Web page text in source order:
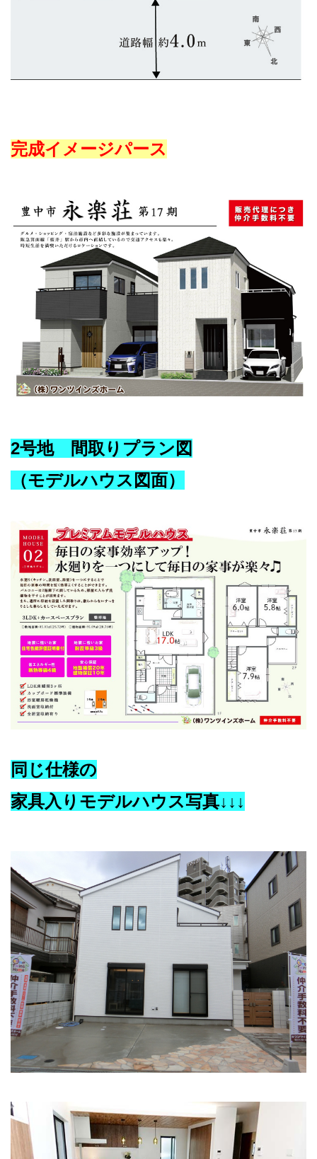
完成イメージパース
2号地 間取りプラン図
（モデルハウス図面）
同じ仕様の
家具入りモデルハウス写真↓↓↓